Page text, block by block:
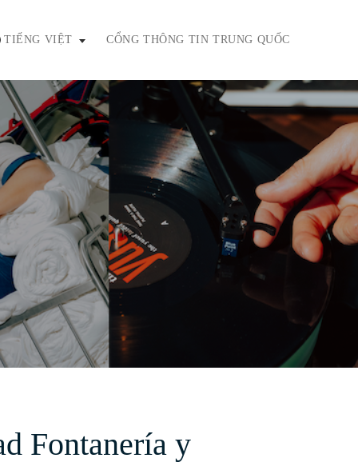
TIẾNG VIỆT CỔNG THÔNG TIN TRUNG QUỐC
Fontanería y